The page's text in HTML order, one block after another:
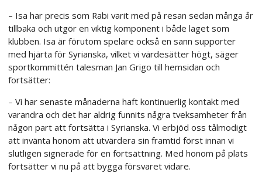
– Isa har precis som Rabi varit med på resan sedan många år
tillbaka och utgör en viktig komponent i både laget som
klubben. Isa är förutom spelare också en sann supporter
med hjärta för Syrianska, vilket vi värdesätter högt, säger
sportkommittén talesman Jan Grigo till hemsidan och
fortsätter:
– Vi har senaste månaderna haft kontinuerlig kontakt med
varandra och det har aldrig funnits några tveksamheter från
någon part att fortsätta i Syrianska. Vi erbjöd oss tålmodigt
att invänta honom att utvärdera sin framtid först innan vi
slutligen signerade för en fortsättning. Med honom på plats
fortsätter vi nu på att bygga försvaret vidare.